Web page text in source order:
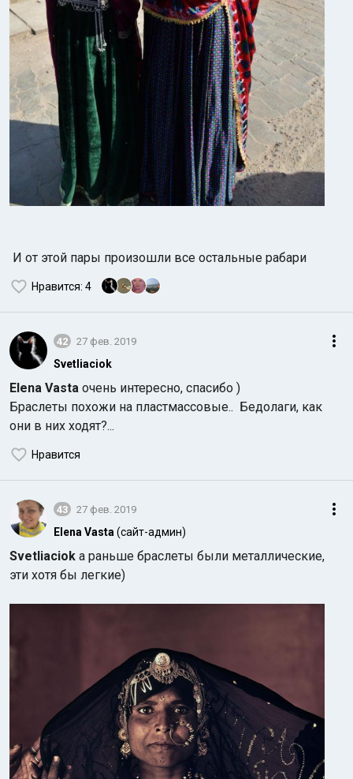
И от этой пары произошли все остальные рабари
Нравится: 4
42 27 фев. 2019
Svetliaciok
Elena Vasta очень интересно, спасибо )
Браслеты похожи на пластмассовые.. Бедолаги, как
они в них ходят?...
Нравится
43 27 фев. 2019
Elena Vasta (сайт-админ)
Svetliaciok а раньше браслеты были металлические,
эти хотя бы легкие)